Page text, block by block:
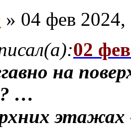
» 04 фев
02
на
…